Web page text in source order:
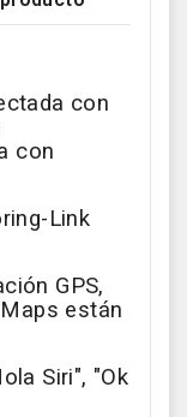
con
con
Link
GPS,
están
Siri", "Ok